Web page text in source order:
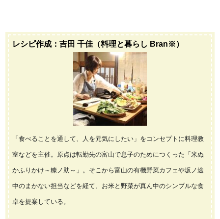
レシピ作成：吉田 千佳（料理と暮らし Bran※）
「食べることを通して、人を元気にしたい」をコンセプトに料理教
室などを主催。原点は転勤先の富山で息子のためにつくった「米ぬ
かふりかけ～糠ノ助～」。そこから富山の有機野菜カフェや坂ノ途
中のまかない担当などを経て、お米と野菜が真ん中のシンプルな食
卓を提案している。